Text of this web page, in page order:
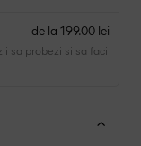
de la 199.00 lei
sa probezi si sa faci